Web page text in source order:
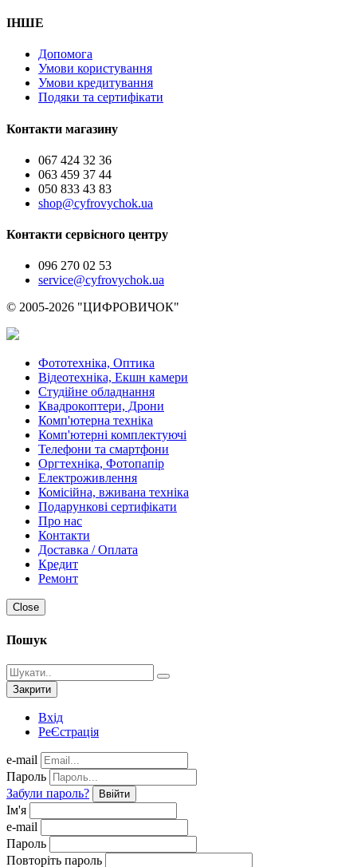
ІНШЕ
Допомога
Умови користування
Умови кредитування
Подяки та сертифікати
Контакти магазину
067 424 32 36
063 459 37 44
050 833 43 83
shop@cyfrovychok.ua
Контакти сервісного центру
096 270 02 53
service@cyfrovychok.ua
© 2005-2026 "ЦИФРОВИЧОК"
Фототехніка, Оптика
Відеотехніка, Екшн камери
Студійне обладнання
Квадрокоптери, Дрони
Комп'ютерна техніка
Комп'ютерні комплектуючі
Телефони та смартфони
Оргтехніка, Фотопапір
Електроживлення
Комісійна, вживана техніка
Подарункові сертифікати
Про нас
Контакти
Доставка / Оплата
Кредит
Ремонт
Close
Пошук
Закрити
Вхід
РеЄстрація
e-mail
Пароль
Забули пароль?
Ввійти
Ім'я
e-mail
Пароль
Повторіть пароль